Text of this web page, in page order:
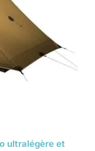
ultralégère et